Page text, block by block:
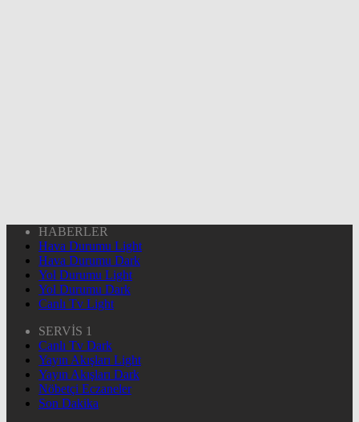
HABERLER
Hava Durumu Light
Hava Durumu Dark
Yol Durumu Light
Yol Durumu Dark
Canlı Tv Light
SERVİS 1
Canlı Tv Dark
Yayın Akışları Light
Yayın Akışları Dark
Nöbetçi Eczaneler
Son Dakika